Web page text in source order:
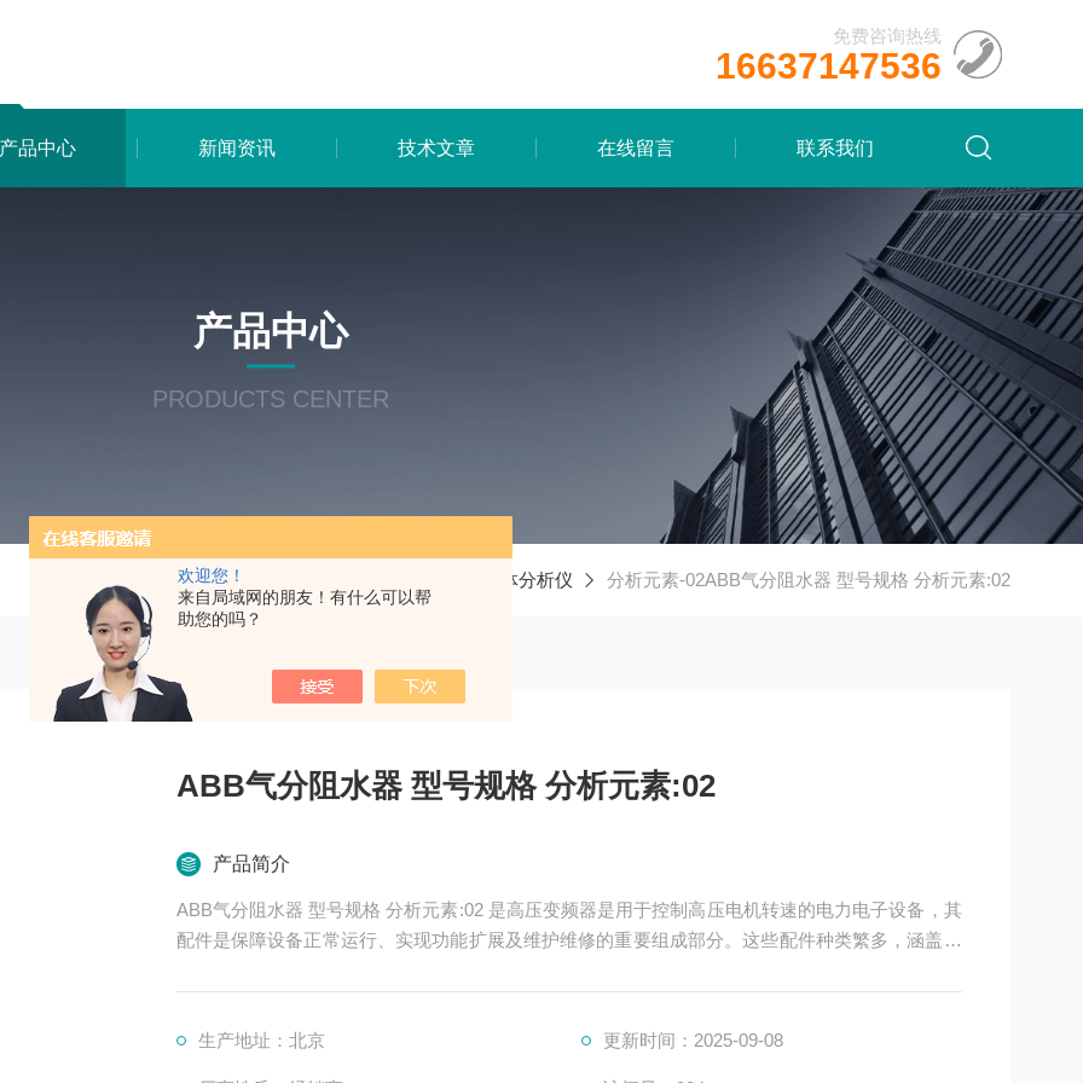
欢迎您！
来自局域网的朋友！有什么可以帮
助您的吗？
免费咨询热线
16637147536
产品中心 新闻资讯 技术文章 在线留言 联系我们
产品中心
PRODUCTS CENTER
当前位置：首页 气体分析仪 分析元素-02ABB气分阻水器 型号规格 分析元素:02
ABB气分阻水器 型号规格 分析元素:02
产品简介
ABB气分阻水器 型号规格 分析元素:02 是高压变频器是用于控制高压电机转速的电力电子设备，其
配件是保障设备正常运行、实现功能扩展及维护维修的重要组成部分。这些配件种类繁多，涵盖了
生产地址：北京 更新时间：2025-09-08